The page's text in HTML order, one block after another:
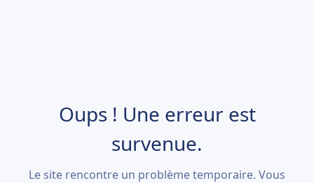
Oups ! Une erreur est
survenue.
Le site rencontre un problème temporaire. Vous